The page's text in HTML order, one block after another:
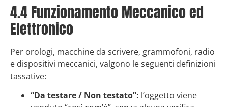
4.4 Funzionamento Meccanico ed
Elettronico
Per orologi, macchine da scrivere, grammofoni, radio
e dispositivi meccanici, valgono le seguenti definizioni
tassative:
“Da testare / Non testato”: l’oggetto viene